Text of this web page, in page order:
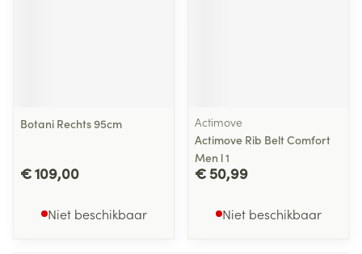
Botani Rechts 95cm
€ 109,00
Niet beschikbaar
Actimove
Actimove Rib Belt Comfort
Men l 1
€ 50,99
Niet beschikbaar